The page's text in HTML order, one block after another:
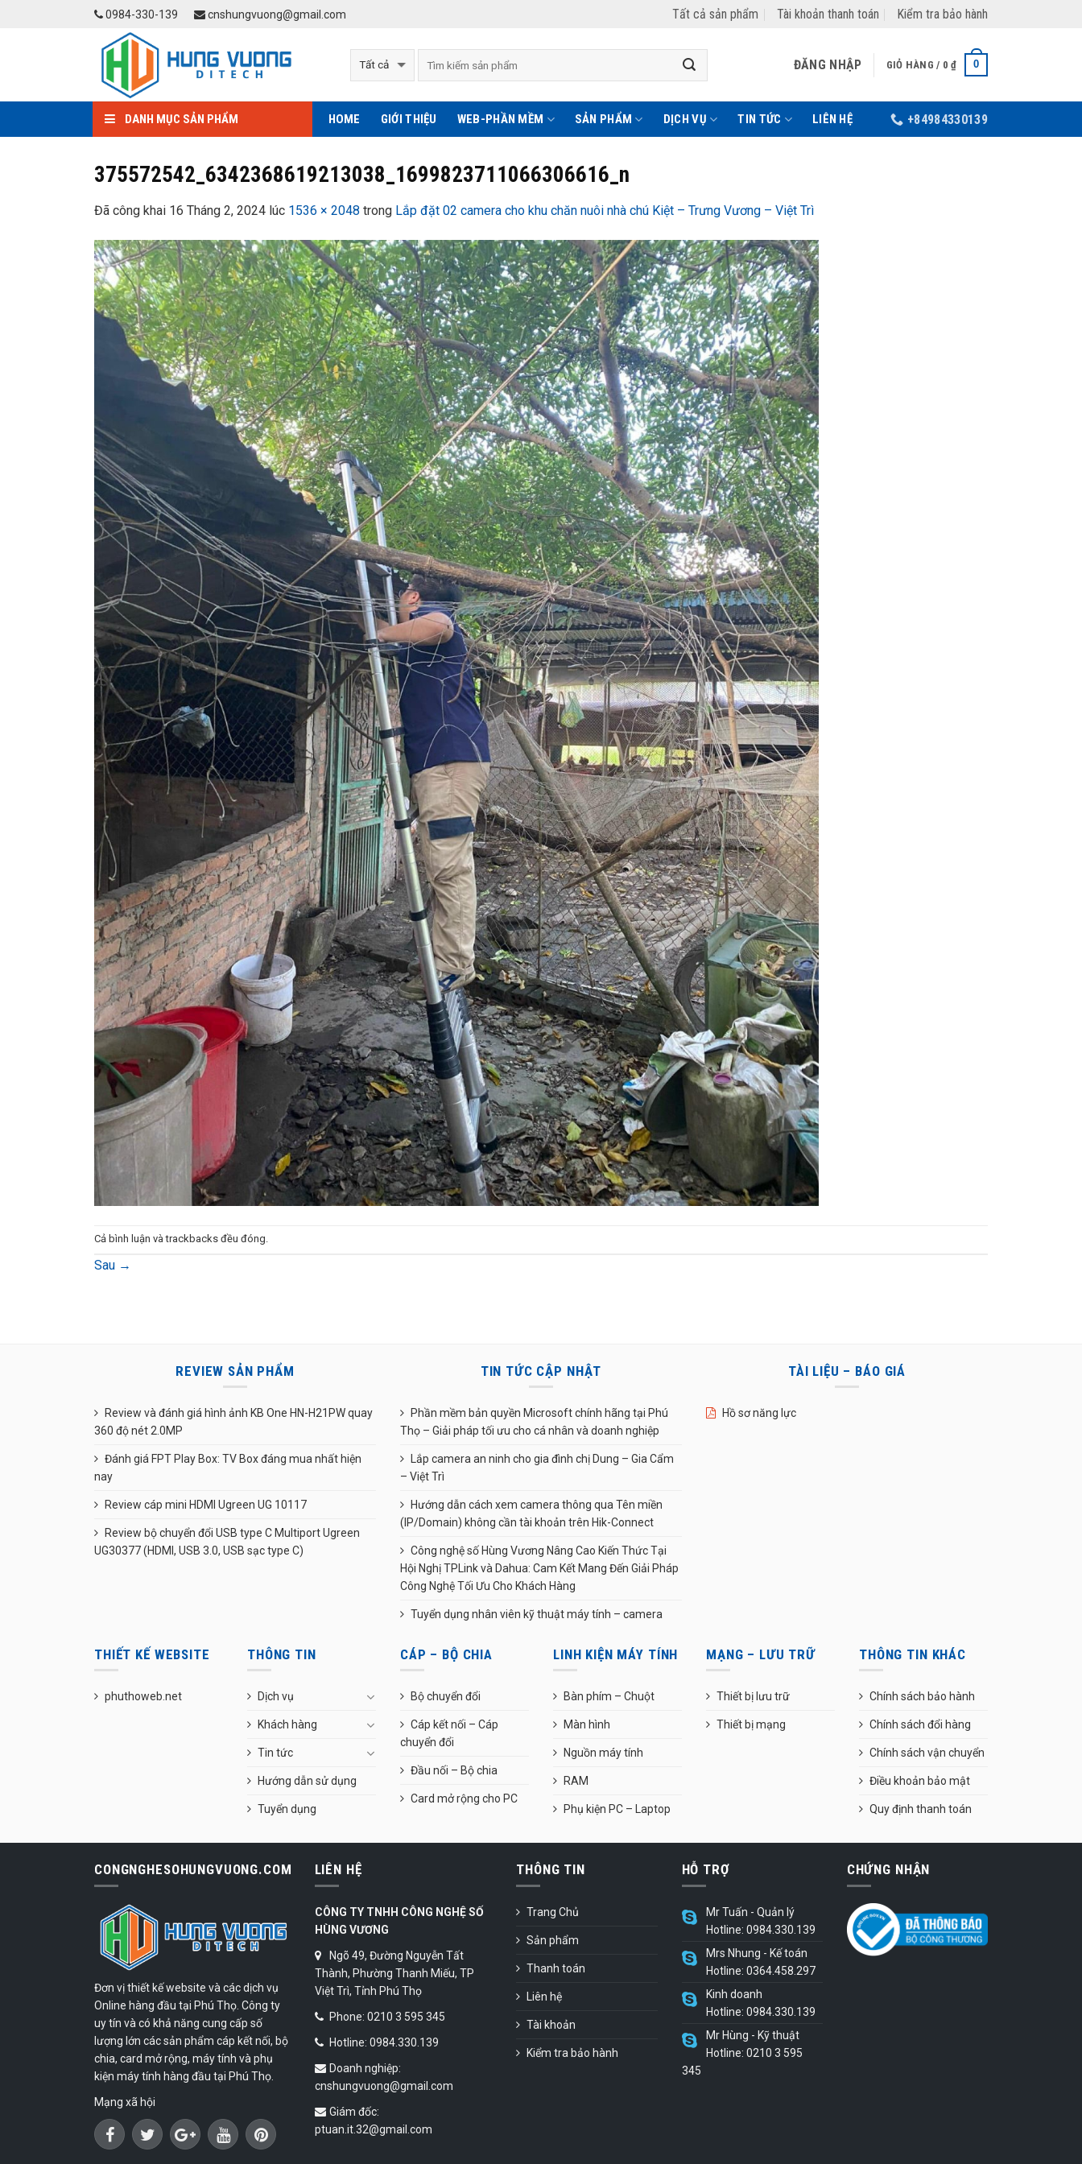
0984-330-139 cnshungvuong@gmail.com Tất cả sản phẩm Tài khoản thanh toán Kiểm tra bảo hành
ĐĂNG NHẬP GIỎ HÀNG / 0₫ 0
DANH MỤC SẢN PHẨM HOME GIỚI THIỆU WEB-PHẦN MỀM SẢN PHẨM DỊCH VỤ TIN TỨC LIÊN HỆ +84984330139
375572542_6342368619213038_1699823711066306616_n
Đã công khai 16 Tháng 2, 2024 lúc 1536 × 2048 trong Lắp đặt 02 camera cho khu chăn nuôi nhà chú Kiệt – Trưng Vương – Việt Trì
Cả bình luận và trackbacks đều đóng.
Sau →
REVIEW SẢN PHẨM
Review và đánh giá hình ảnh KB One HN-H21PW quay
360 độ nét 2.0MP
Đánh giá FPT Play Box: TV Box đáng mua nhất hiện
nay
Review cáp mini HDMI Ugreen UG 10117
Review bộ chuyển đổi USB type C Multiport Ugreen
UG30377 (HDMI, USB 3.0, USB sạc type C)
TIN TỨC CẬP NHẬT
Phần mềm bản quyền Microsoft chính hãng tại Phú
Thọ – Giải pháp tối ưu cho cá nhân và doanh nghiệp
Lắp camera an ninh cho gia đình chị Dung – Gia Cẩm
– Việt Trì
Hướng dẫn cách xem camera thông qua Tên miền
(IP/Domain) không cần tài khoản trên Hik-Connect
Công nghệ số Hùng Vương Nâng Cao Kiến Thức Tại
Hội Nghị TPLink và Dahua: Cam Kết Mang Đến Giải Pháp
Công Nghệ Tối Ưu Cho Khách Hàng
Tuyển dụng nhân viên kỹ thuật máy tính – camera
TÀI LIỆU – BÁO GIÁ
Hồ sơ năng lực
THIẾT KẾ WEBSITE
phuthoweb.net
THÔNG TIN
Dịch vụ
Khách hàng
Tin tức
Hướng dẫn sử dụng
Tuyển dụng
CÁP – BỘ CHIA
Bộ chuyển đổi
Cáp kết nối – Cáp
chuyển đổi
Đầu nối – Bộ chia
Card mở rộng cho PC
LINH KIỆN MÁY TÍNH
Bàn phím – Chuột
Màn hình
Nguồn máy tính
RAM
Phụ kiện PC – Laptop
MẠNG – LƯU TRỮ
Thiết bị lưu trữ
Thiết bị mạng
THÔNG TIN KHÁC
Chính sách bảo hành
Chính sách đổi hàng
Chính sách vận chuyển
Điều khoản bảo mật
Quy định thanh toán
CONGNGHESOHUNGVUONG.COM
Đơn vị thiết kế website và các dịch vụ
Online hàng đầu tại Phú Thọ. Công ty
uy tín và có khả năng cung cấp số
lượng lớn các sản phẩm cáp kết nối, bộ
chia, card mở rộng, máy tính và phụ
kiện máy tính hàng đầu tại Phú Thọ.
Mạng xã hội
LIÊN HỆ
CÔNG TY TNHH CÔNG NGHỆ SỐ
HÙNG VƯƠNG
Ngõ 49, Đường Nguyễn Tất
Thành, Phường Thanh Miếu, TP
Việt Trì, Tỉnh Phú Thọ
Phone: 0210 3 595 345
Hotline: 0984.330.139
Doanh nghiệp:
cnshungvuong@gmail.com
Giám đốc:
ptuan.it.32@gmail.com
THÔNG TIN
Trang Chủ
Sản phẩm
Thanh toán
Liên hệ
Tài khoản
Kiểm tra bảo hành
HỖ TRỢ
Mr Tuấn - Quản lý
Hotline: 0984.330.139
Mrs Nhung - Kế toán
Hotline: 0364.458.297
Kinh doanh
Hotline: 0984.330.139
Mr Hùng - Kỹ thuật
Hotline: 0210 3 595
345
CHỨNG NHẬN